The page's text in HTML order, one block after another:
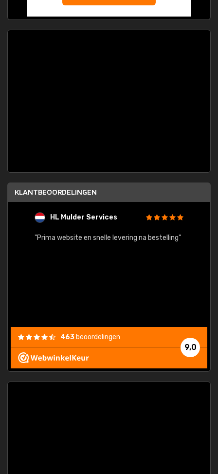
KLANTBEOORDELINGEN
HL Mulder Services
"Prima website en snelle levering na bestelling"
9,0
463 beoordelingen